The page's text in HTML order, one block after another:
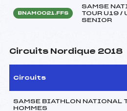
BNAM0021.FFS
SAMSE
TOUR U19 /
SENIOR
Circuits Nordique 2018
Circuits
SAMSE BIATHLON NATIONAL
HOMMES